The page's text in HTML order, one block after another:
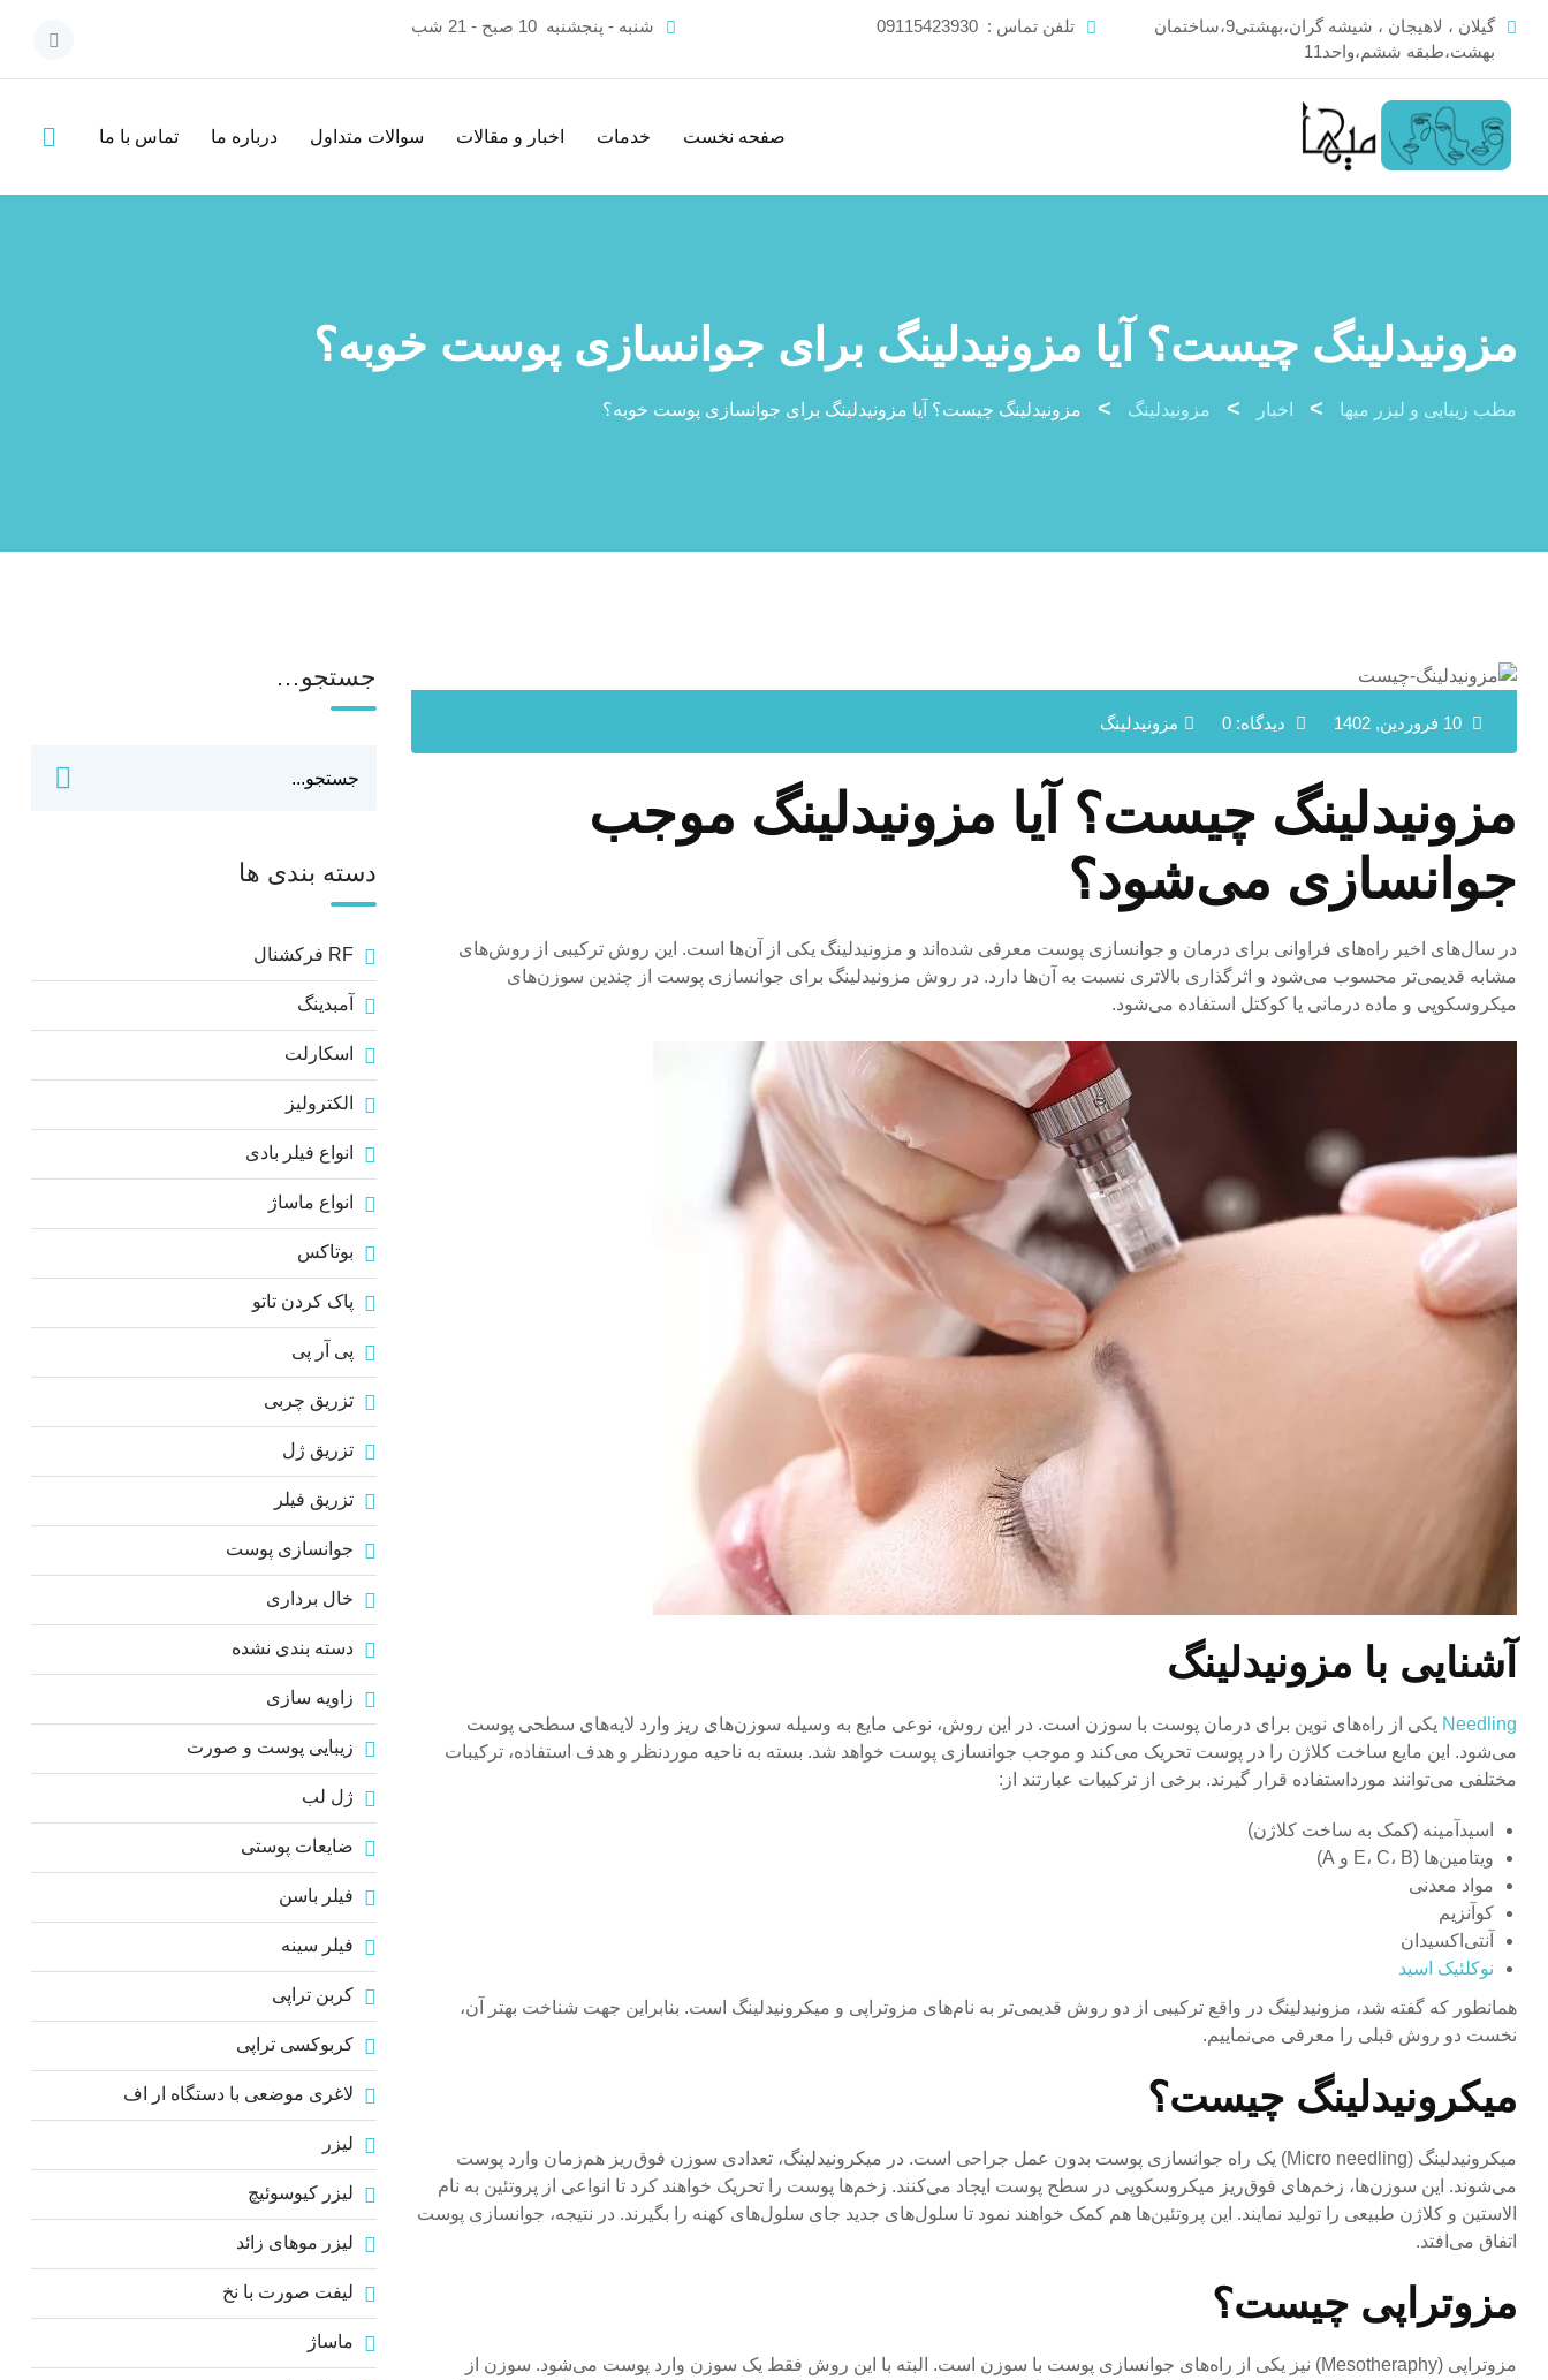
گیلان ، لاهیجان ، شیشه گران،بهشتی9،ساختمان
بهشت،طبقه ششم،واحد11
تلفن تماس : 09115423930 شنبه - پنجشنبه 10 صبح - 21 شب
صفحه نخست خدمات اخبار و مقالات سوالات متداول درباره ما تماس با ما
مزونیدلینگ چیست؟ آیا مزونیدلینگ برای جوانسازی پوست خوبه؟
مطب زیبایی و لیزر میها > اخبار > مزونیدلینگ > مزونیدلینگ چیست؟ آیا مزونیدلینگ برای جوانسازی پوست خوبه؟
دیدگاه: 0 مزونیدلینگ
مزونیدلینگ چیست؟ آیا مزونیدلینگ موجب
جوانسازی می‌شود؟
در سال‌های اخیر راه‌های فراوانی برای درمان و جوانسازی پوست معرفی شده‌اند و مزونیدلینگ یکی از آن‌ها است. این روش ترکیبی از روش‌های
مشابه قدیمی‌تر محسوب می‌شود و اثرگذاری بالاتری نسبت به آن‌ها دارد. در روش مزونیدلینگ برای جوانسازی پوست از چندین سوزن‌های
میکروسکوپی و ماده درمانی یا کوکتل استفاده می‌شود.
آشنایی با مزونیدلینگ
Needling یکی از راه‌های نوین برای درمان پوست با سوزن است. در این روش، نوعی مایع به‌ وسیله سوزن‌های ریز وارد لایه‌های سطحی پوست
می‌شود. این مایع ساخت کلاژن را در پوست تحریک می‌کند و موجب جوانسازی پوست خواهد شد. بسته به ناحیه موردنظر و هدف استفاده، ترکیبات
مختلفی می‌توانند مورداستفاده قرار گیرند. برخی از ترکیبات عبارتند از:
اسیدآمینه (کمک به ساخت کلاژن)
ویتامین‌ها (E، C، B و A)
مواد معدنی
کوآنزیم
آنتی‌اکسیدان
نوکلئیک اسید
همانطور که گفته شد، مزونیدلینگ در واقع ترکیبی از دو روش قدیمی‌تر به نام‌های مزوتراپی و میکرونیدلینگ است. بنابراین جهت شناخت بهتر آن،
نخست دو روش قبلی را معرفی می‌نماییم.
میکرونیدلینگ چیست؟
میکرونیدلینگ (Micro needling) یک راه جوانسازی پوست بدون عمل جراحی است. در میکرونیدلینگ، تعدادی سوزن فوق‌ریز هم‌زمان وارد پوست
می‌شوند. این سوزن‌ها، زخم‌های فوق‌ریز میکروسکوپی در سطح پوست ایجاد می‌کنند. زخم‌ها پوست را تحریک خواهند کرد تا انواعی از پروتئین به نام
الاستین و کلاژن طبیعی را تولید نمایند. این پروتئین‌ها هم کمک خواهند نمود تا سلول‌های جدید جای سلول‌های کهنه را بگیرند. در نتیجه، جوانسازی پوست
اتفاق می‌افتد.
مزوتراپی چیست؟
مزوتراپی (Mesotheraphy) نیز یکی از راه‌های جوانسازی پوست با سوزن است. البته با این روش فقط یک سوزن وارد پوست می‌شود. سوزن از
جستجو…
دسته بندی ها
RF فرکشنال
آمبدینگ
اسکارلت
الکترولیز
انواع فیلر بادی
انواع ماساژ
بوتاکس
پاک کردن تاتو
پی آر پی
تزریق چربی
تزریق ژل
تزریق فیلر
جوانسازی پوست
خال برداری
دسته بندی نشده
زاویه سازی
زیبایی پوست و صورت
ژل لب
ضایعات پوستی
فیلر باسن
فیلر سینه
کربن تراپی
کربوکسی تراپی
لاغری موضعی با دستگاه ار اف
لیزر
لیزر کیوسوئیچ
لیزر موهای زائد
لیفت صورت با نخ
ماساژ